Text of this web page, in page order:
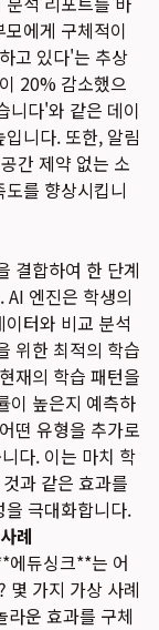
에게 구체적이
고 있다'는 추상
20% 감소했으
니다'와 같은 데이
니다. 또한, 알림
간 제약 없는 소
를 향상시킵니
결합하여 한 단계
엔진은 학생의
터와 비교 분석
위한 최적의 학습
재의 학습 패턴을
이 높은지 예측하
떤 유형을 추가로
다. 이는 마치 학
과 같은 효과를
극대화합니다.
례
에듀싱크**는 어
몇 가지 가상 사례
운 효과를 구체